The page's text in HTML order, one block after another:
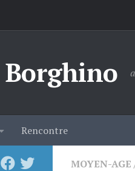
Rencontre
MOYEN-AGE